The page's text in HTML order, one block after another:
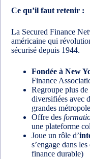
Ce qu’il faut retenir :
La Secured Finance
américaine qui
sécurisé depuis 1944.
Fondée à New
Finance
Regroupe plus de
diversifiées avec
grandes
Offre des
une plateforme
Joue un rôle d’
s’engage dans
finance durable)